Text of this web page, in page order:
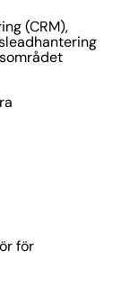
(CRM),
för